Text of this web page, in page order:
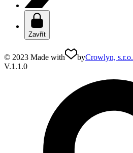
Zavřít
© 2023 Made with byCrowlyn, s.r.o.
V.1.1.0